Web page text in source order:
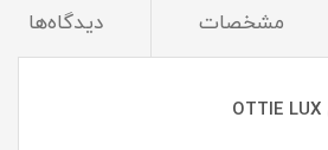
مشخصات دیدگاه‌ها